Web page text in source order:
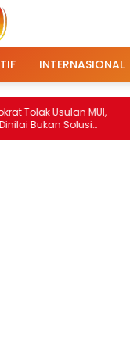
INTERNASIONAL
Usulan MUI,
Solusi